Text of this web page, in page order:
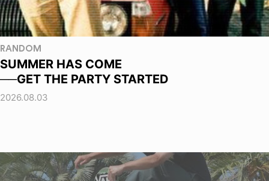
RANDOM
SUMMER HAS COME
──GET THE PARTY STARTED
2026.08.03